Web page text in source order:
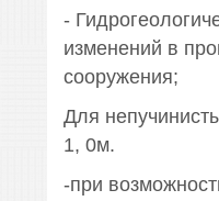
-
изменений в
сооружения;
Для
1, 0м.
-при